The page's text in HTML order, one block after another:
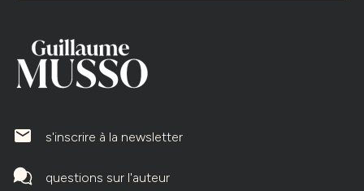
mailIcone
s'inscrire à la newsletter
questions sur l'auteur